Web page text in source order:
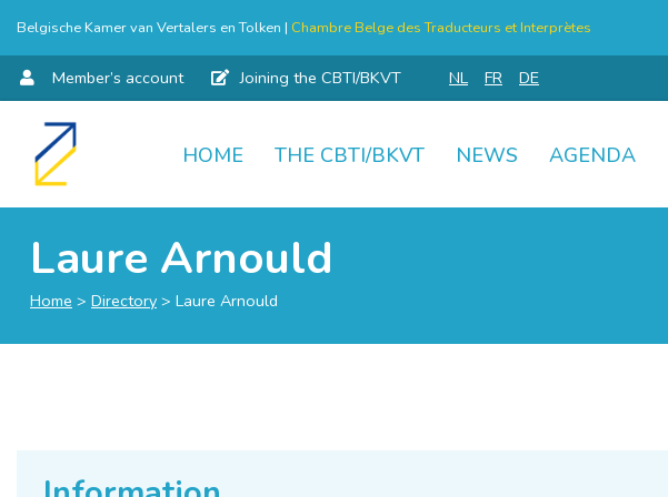
Belgische Kamer van Vertalers en Tolken | Chambre Belge des Traducteurs et Interprètes
Member’s account Joining the CBTI/BKVT NL FR DE
Skip
HOME THE CBTI/BKVT NEWS AGENDA
Laure Arnould
Home > Directory > Laure Arnould